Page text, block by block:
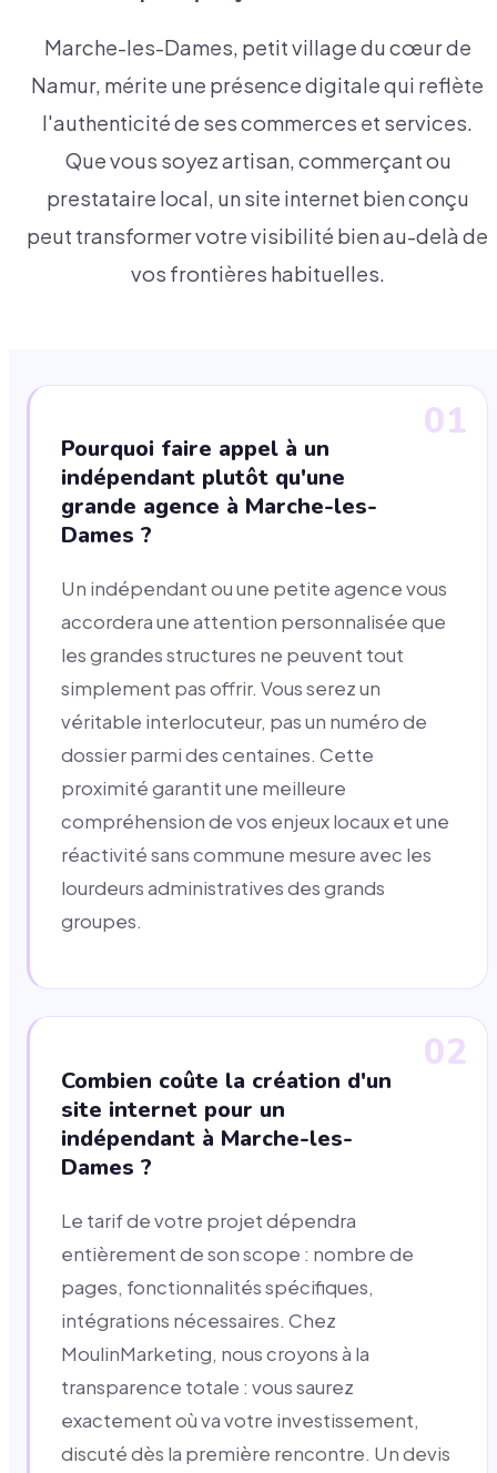
Marche-les-Dames, petit village du cœur de
Namur, mérite une présence digitale qui reflète
l'authenticité de ses commerces et services.
Que vous soyez artisan, commerçant ou
prestataire local, un site internet bien conçu
peut transformer votre visibilité bien au-delà de
vos frontières habituelles.
01
Pourquoi faire appel à un
indépendant plutôt qu'une
grande agence à Marche-les-
Dames ?
Un indépendant ou une petite agence vous
accordera une attention personnalisée que
les grandes structures ne peuvent tout
simplement pas offrir. Vous serez un
véritable interlocuteur, pas un numéro de
dossier parmi des centaines. Cette
proximité garantit une meilleure
compréhension de vos enjeux locaux et une
réactivité sans commune mesure avec les
lourdeurs administratives des grands
groupes.
02
Combien coûte la création d'un
site internet pour un
indépendant à Marche-les-
Dames ?
Le tarif de votre projet dépendra
entièrement de son scope : nombre de
pages, fonctionnalités spécifiques,
intégrations nécessaires. Chez
MoulinMarketing, nous croyons à la
transparence totale : vous saurez
exactement où va votre investissement,
discuté dès la première rencontre. Un devis